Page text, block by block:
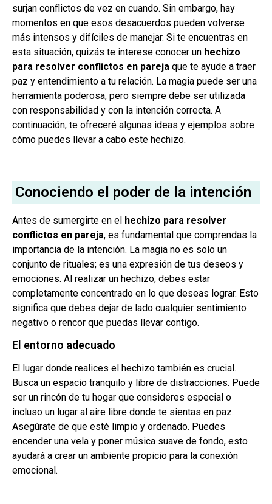
surjan conflictos de vez en cuando. Sin embargo, hay
momentos en que esos desacuerdos pueden volverse
más intensos y difíciles de manejar. Si te encuentras en
esta situación, quizás te interese conocer un hechizo
para resolver conflictos en pareja que te ayude a traer
paz y entendimiento a tu relación. La magia puede ser una
herramienta poderosa, pero siempre debe ser utilizada
con responsabilidad y con la intención correcta. A
continuación, te ofreceré algunas ideas y ejemplos sobre
cómo puedes llevar a cabo este hechizo.
Conociendo el poder de la intención
Antes de sumergirte en el hechizo para resolver
conflictos en pareja, es fundamental que comprendas la
importancia de la intención. La magia no es solo un
conjunto de rituales; es una expresión de tus deseos y
emociones. Al realizar un hechizo, debes estar
completamente concentrado en lo que deseas lograr. Esto
significa que debes dejar de lado cualquier sentimiento
negativo o rencor que puedas llevar contigo.
El entorno adecuado
El lugar donde realices el hechizo también es crucial.
Busca un espacio tranquilo y libre de distracciones. Puede
ser un rincón de tu hogar que consideres especial o
incluso un lugar al aire libre donde te sientas en paz.
Asegúrate de que esté limpio y ordenado. Puedes
encender una vela y poner música suave de fondo, esto
ayudará a crear un ambiente propicio para la conexión
emocional.